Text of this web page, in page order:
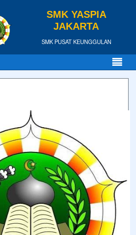
SMK YASPIA
JAKARTA
SMK PUSAT KEUNGGULAN